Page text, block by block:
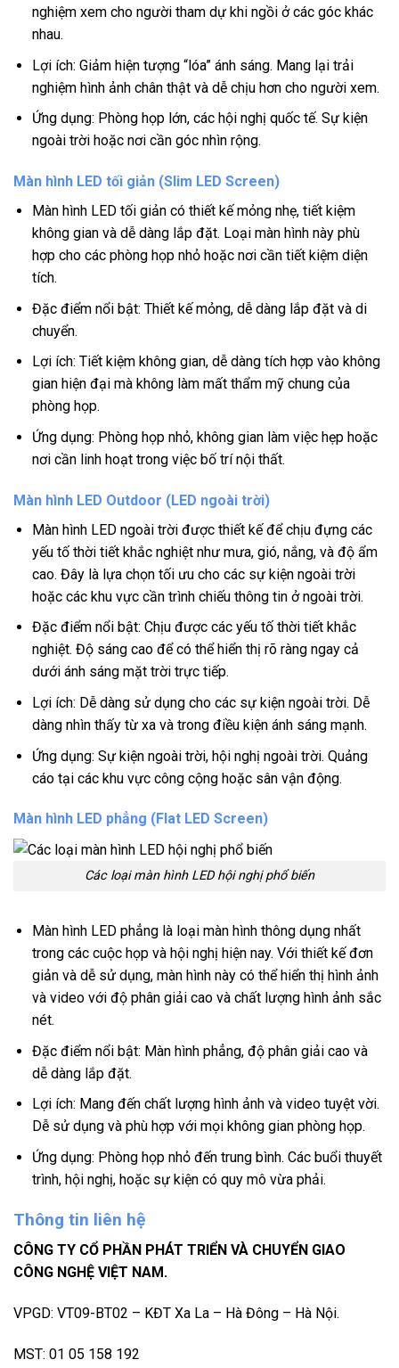
nghiệm xem cho người tham dự khi ngồi ở các góc khác
nhau.
Lợi ích: Giảm hiện tượng “lóa” ánh sáng. Mang lại trải
nghiệm hình ảnh chân thật và dễ chịu hơn cho người xem.
Ứng dụng: Phòng họp lớn, các hội nghị quốc tế. Sự kiện
ngoài trời hoặc nơi cần góc nhìn rộng.
Màn hình LED tối giản (Slim LED Screen)
Màn hình LED tối giản có thiết kế mỏng nhẹ, tiết kiệm
không gian và dễ dàng lắp đặt. Loại màn hình này phù
hợp cho các phòng họp nhỏ hoặc nơi cần tiết kiệm diện
tích.
Đặc điểm nổi bật: Thiết kế mỏng, dễ dàng lắp đặt và di
chuyển.
Lợi ích: Tiết kiệm không gian, dễ dàng tích hợp vào không
gian hiện đại mà không làm mất thẩm mỹ chung của
phòng họp.
Ứng dụng: Phòng họp nhỏ, không gian làm việc hẹp hoặc
nơi cần linh hoạt trong việc bố trí nội thất.
Màn hình LED Outdoor (LED ngoài trời)
Màn hình LED ngoài trời được thiết kế để chịu đựng các
yếu tố thời tiết khắc nghiệt như mưa, gió, nắng, và độ ẩm
cao. Đây là lựa chọn tối ưu cho các sự kiện ngoài trời
hoặc các khu vực cần trình chiếu thông tin ở ngoài trời.
Đặc điểm nổi bật: Chịu được các yếu tố thời tiết khắc
nghiệt. Độ sáng cao để có thể hiển thị rõ ràng ngay cả
dưới ánh sáng mặt trời trực tiếp.
Lợi ích: Dễ dàng sử dụng cho các sự kiện ngoài trời. Dễ
dàng nhìn thấy từ xa và trong điều kiện ánh sáng mạnh.
Ứng dụng: Sự kiện ngoài trời, hội nghị ngoài trời. Quảng
cáo tại các khu vực công cộng hoặc sân vận động.
Màn hình LED phẳng (Flat LED Screen)
Các loại màn hình LED hội nghị phổ biến
Màn hình LED phẳng là loại màn hình thông dụng nhất
trong các cuộc họp và hội nghị hiện nay. Với thiết kế đơn
giản và dễ sử dụng, màn hình này có thể hiển thị hình ảnh
và video với độ phân giải cao và chất lượng hình ảnh sắc
nét.
Đặc điểm nổi bật: Màn hình phẳng, độ phân giải cao và
dễ dàng lắp đặt.
Lợi ích: Mang đến chất lượng hình ảnh và video tuyệt vời.
Dễ sử dụng và phù hợp với mọi không gian phòng họp.
Ứng dụng: Phòng họp nhỏ đến trung bình. Các buổi thuyết
trình, hội nghị, hoặc sự kiện có quy mô vừa phải.
Thông tin liên hệ
CÔNG TY CỔ PHẦN PHÁT TRIỂN VÀ CHUYỂN GIAO
CÔNG NGHỆ VIỆT NAM.
VPGD: VT09-BT02 – KĐT Xa La – Hà Đông – Hà Nội.
MST: 01 05 158 192